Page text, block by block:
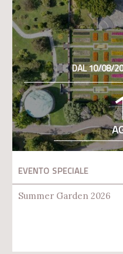
DAL 10/08/
EVENTO SPECIALE
Summer Garden 2026